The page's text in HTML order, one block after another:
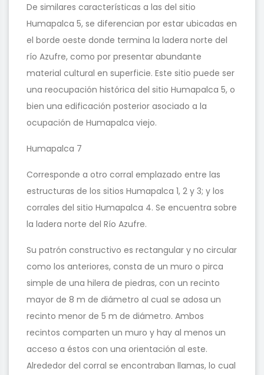
De similares características a las del sitio
Humapalca 5, se diferencian por estar ubicadas en
el borde oeste donde termina la ladera norte del
río Azufre, como por presentar abundante
material cultural en superficie. Este sitio puede ser
una reocupación histórica del sitio Humapalca 5, o
bien una edificación posterior asociado a la
ocupación de Humapalca viejo.
Humapalca 7
Corresponde a otro corral emplazado entre las
estructuras de los sitios Humapalca 1, 2 y 3; y los
corrales del sitio Humapalca 4. Se encuentra sobre
la ladera norte del Río Azufre.
Su patrón constructivo es rectangular y no circular
como los anteriores, consta de un muro o pirca
simple de una hilera de piedras, con un recinto
mayor de 8 m de diámetro al cual se adosa un
recinto menor de 5 m de diámetro. Ambos
recintos comparten un muro y hay al menos un
acceso a éstos con una orientación al este.
Alrededor del corral se encontraban llamas, lo cual